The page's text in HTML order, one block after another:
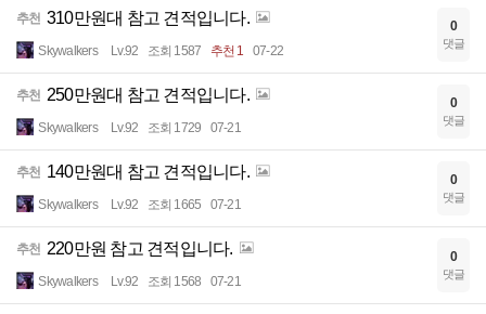
추천 310만원대 참고 견적입니다.
Skywalkers Lv.92 조회 1587 추천 1 07-22
0
댓글
추천 250만원대 참고 견적입니다.
Skywalkers Lv.92 조회 1729 07-21
0
댓글
추천 140만원대 참고 견적입니다.
Skywalkers Lv.92 조회 1665 07-21
0
댓글
추천 220만원 참고 견적입니다.
Skywalkers Lv.92 조회 1568 07-21
0
댓글